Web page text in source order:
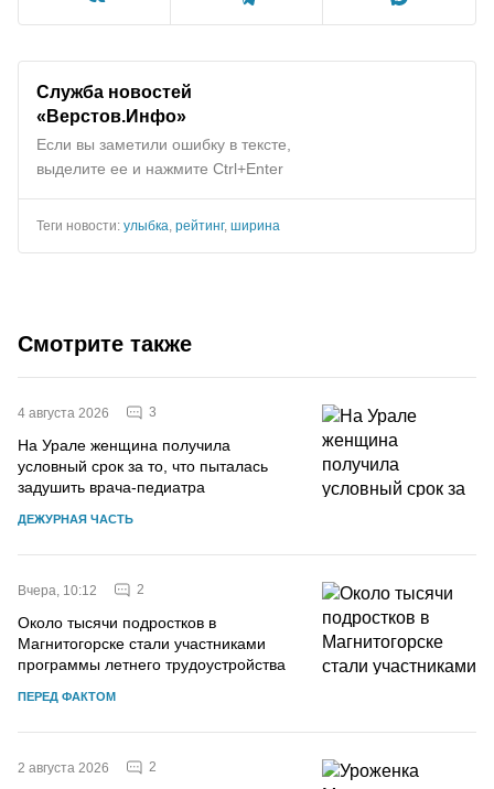
Служба новостей
«Верстов.Инфо»
Если вы заметили ошибку в тексте,
выделите ее и нажмите Ctrl+Enter
Теги новости: улыбка рейтинг, ширина
Смотрите также
4 августа 2026 3
На Урале женщина получила
условный срок за то, что пыталась
задушить врача-педиатра
ДЕЖУРНАЯ ЧАСТЬ
Вчера, 10:12 2
Около тысячи подростков в
Магнитогорске стали участниками
программы летнего трудоустройства
ПЕРЕД ФАКТОМ
2 августа 2026 2